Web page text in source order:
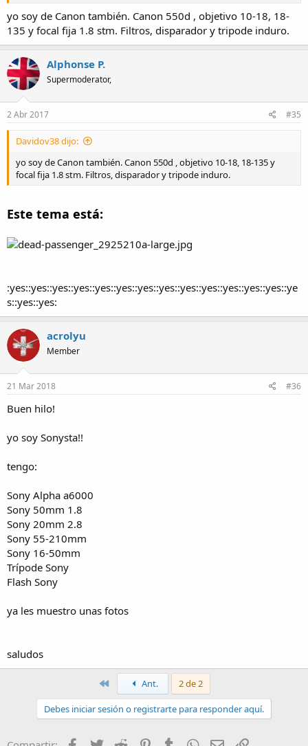
Y luego cacharreria variada: 4 flash, disparadores inhalambricos,
paraguas, tripode, pies de flash, reflectores, fotometro.....
yo soy de Canon también. Canon 550d , objetivo 10-18, 18-
135 y focal fija 1.8 stm. Filtros, disparador y tripode induro.
Alphonse P.
Supermoderator,
2 Abr 2017 #35
Davidov38 dijo:
yo soy de Canon también. Canon 550d , objetivo 10-18, 18-135 y
focal fija 1.8 stm. Filtros, disparador y tripode induro.
Este tema está:
:yes::yes::yes::yes::yes::yes::yes::yes::yes::yes::yes::yes::yes::ye
s::yes::yes:
acrolyu
Member
21 Mar 2018 #36
Buen hilo!
yo soy Sonysta!!
tengo:
Sony Alpha a6000
Sony 50mm 1.8
Sony 20mm 2.8
Sony 55-210mm
Sony 16-50mm
Trípode Sony
Flash Sony
ya les muestro unas fotos
saludos
PrimeroAnt. 2 de 2
Debes iniciar sesión o registrarte para responder aquí.